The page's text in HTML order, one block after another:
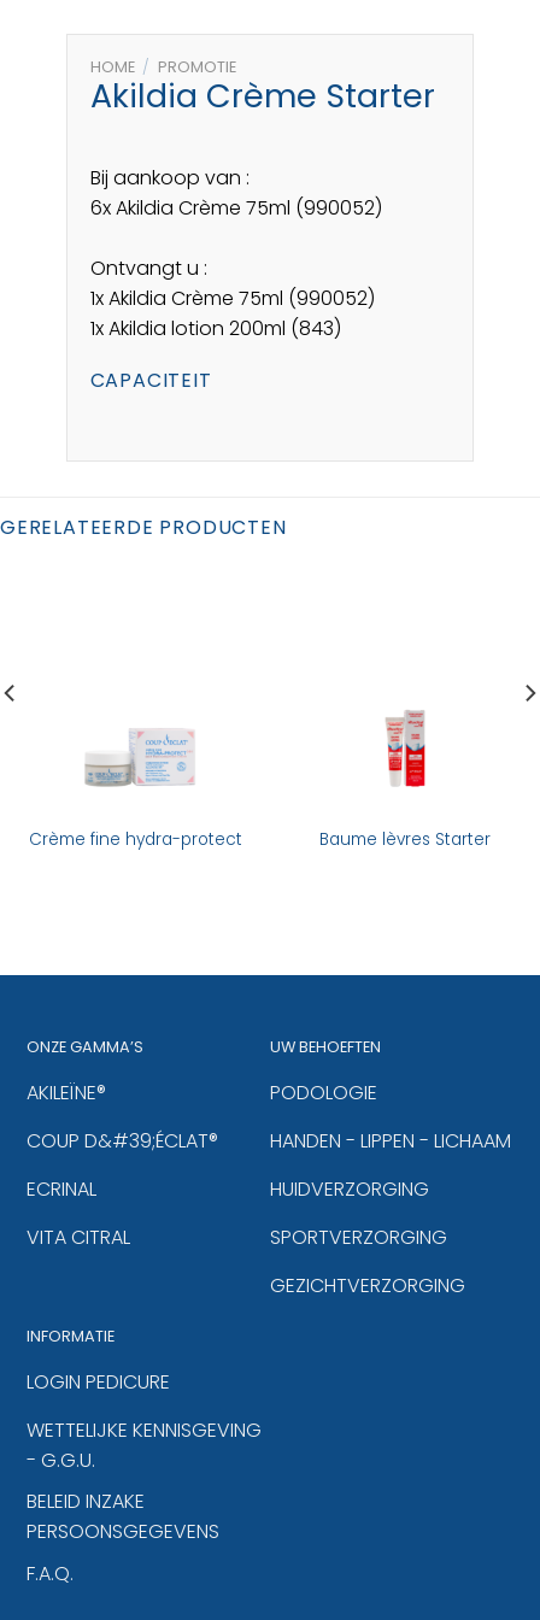
HOME / PROMOTIE
Akildia Crème Starter
Bij aankoop van :
6x Akildia Crème 75ml (990052)
Ontvangt u :
1x Akildia Crème 75ml (990052)
1x Akildia lotion 200ml (843)
CAPACITEIT
GERELATEERDE PRODUCTEN
Crème fine hydra-protect Baume lèvres Starter
ONZE GAMMA’S
AKILEÏNE®
COUP D&#39;ÉCLAT®
ECRINAL
VITA CITRAL
UW BEHOEFTEN
PODOLOGIE
HANDEN - LIPPEN - LICHAAM
HUIDVERZORGING
SPORTVERZORGING
GEZICHTVERZORGING
INFORMATIE
LOGIN PEDICURE
WETTELIJKE KENNISGEVING
- G.G.U.
BELEID INZAKE
PERSOONSGEGEVENS
F.A.Q.